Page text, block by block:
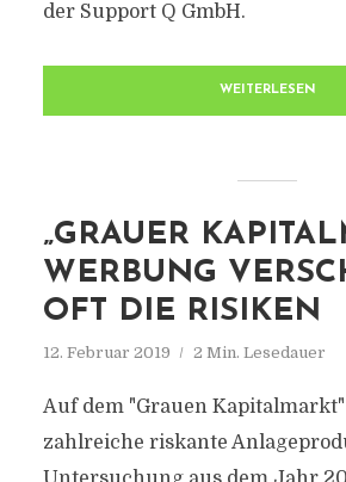
der Support Q GmbH.
WEITERLESEN
„GRAUER
WERBUNG
OFT DIE RISIKEN
12. Februar 2019 2 Min. Lesedauer
Auf dem "Grauen
zahlreiche riskante